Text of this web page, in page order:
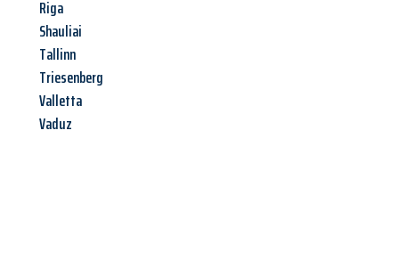
Riga
Shauliai
Tallinn
Triesenberg
Valletta
Vaduz